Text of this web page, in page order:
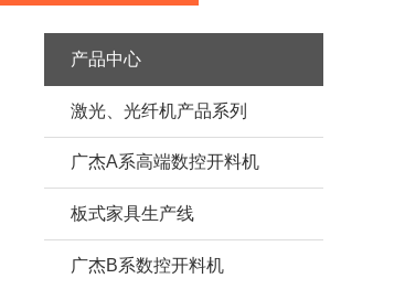
产品中心
激光、光纤机产品系列
广杰A系高端数控开料机
板式家具生产线
广杰B系数控开料机